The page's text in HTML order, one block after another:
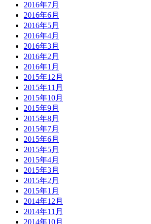
2016年7月
2016年6月
2016年5月
2016年4月
2016年3月
2016年2月
2016年1月
2015年12月
2015年11月
2015年10月
2015年9月
2015年8月
2015年7月
2015年6月
2015年5月
2015年4月
2015年3月
2015年2月
2015年1月
2014年12月
2014年11月
2014年10月